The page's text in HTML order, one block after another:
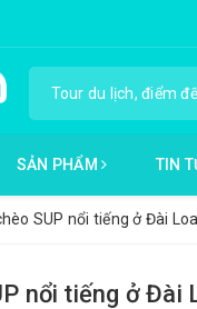
SẢN PHẨM TIN
SUP nổi tiếng ở Đài
nổi tiếng ở Đài